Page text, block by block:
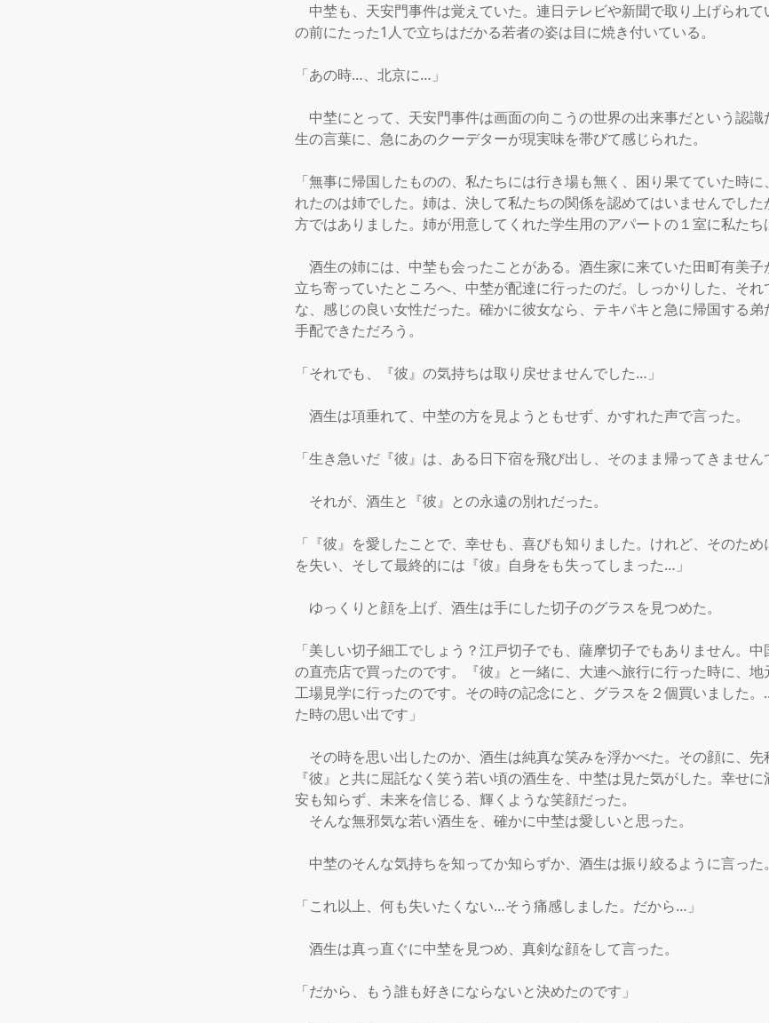
中埜も、天安門事件は覚えていた。連日テレビや新聞で取り上げられて
の前にたった1人で立ちはだかる若者の姿は目に焼き付いている。
「あの時…、北京に…」
中埜にとって、天安門事件は画面の向こうの世界の出来事だという認識
生の言葉に、急にあのクーデターが現実味を帯びて感じられた。
「無事に帰国したものの、私たちには行き場も無く、困り果てていた時に
れたのは姉でした。姉は、決して私たちの関係を認めてはいませんでし
方ではありました。姉が用意してくれた学生用のアパートの１室に私たち
酒生の姉には、中埜も会ったことがある。酒生家に来ていた田町有美子
立ち寄っていたところへ、中埜が配達に行ったのだ。しっかりした、それ
な、感じの良い女性だった。確かに彼女なら、テキパキと急に帰国する
手配できただろう。
「それでも、『彼』の気持ちは取り戻せませんでした…」
酒生は項垂れて、中埜の方を見ようともせず、かすれた声で言った。
「生き急いだ『彼』は、ある日下宿を飛び出し、そのまま帰ってきません
それが、酒生と『彼』との永遠の別れだった。
「『彼』を愛したことで、幸せも、喜びも知りました。けれど、そのた
を失い、そして最終的には『彼』自身をも失ってしまった…」
ゆっくりと顔を上げ、酒生は手にした切子のグラスを見つめた。
「美しい切子細工でしょう？江戸切子でも、薩摩切子でもありません。
の直売店で買ったのです。『彼』と一緒に、大連へ旅行に行った時に、地
工場見学に行ったのです。その時の記念にと、グラスを２個買いました
た時の思い出です」
その時を思い出したのか、酒生は純真な笑みを浮かべた。その顔に、先
『彼』と共に屈託なく笑う若い頃の酒生を、中埜は見た気がした。幸せ
安も知らず、未来を信じる、輝くような笑顔だった。
そんな無邪気な若い酒生を、確かに中埜は愛しいと思った。
中埜のそんな気持ちを知ってか知らずか、酒生は振り絞るように言った。
「これ以上、何も失いたくない…そう痛感しました。だから…」
酒生は真っ直ぐに中埜を見つめ、真剣な顔をして言った。
「だから、もう誰も好きにならないと決めたのです」